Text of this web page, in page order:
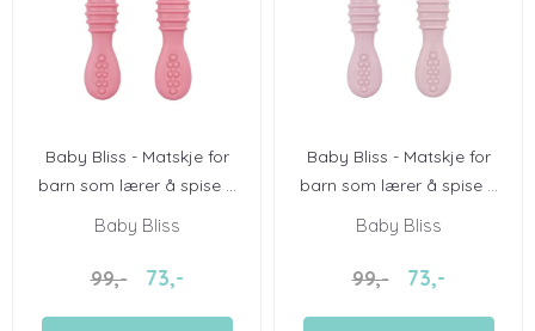
Baby Bliss - Matskje for
barn som lærer å spise ...
Baby Bliss
99,- 73,-
Baby Bliss - Matskje for
barn som lærer å spise ...
Baby Bliss
99,- 73,-